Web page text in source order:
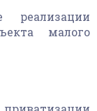
малого